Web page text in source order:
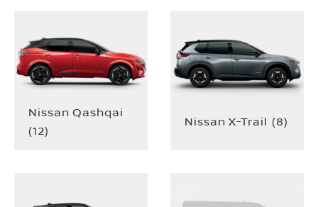
Nissan Qashqai
(12)
Nissan X-Trail (8)